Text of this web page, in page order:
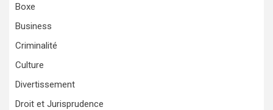
Boxe
Business
Criminalité
Culture
Divertissement
Droit et Jurisprudence